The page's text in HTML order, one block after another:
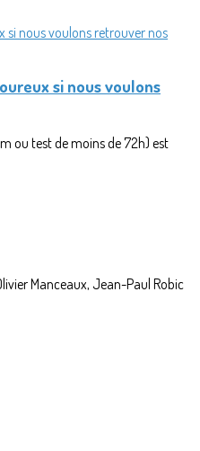
si nous voulons
ou test de moins de 72h) est
Manceaux, Jean-Paul Robic